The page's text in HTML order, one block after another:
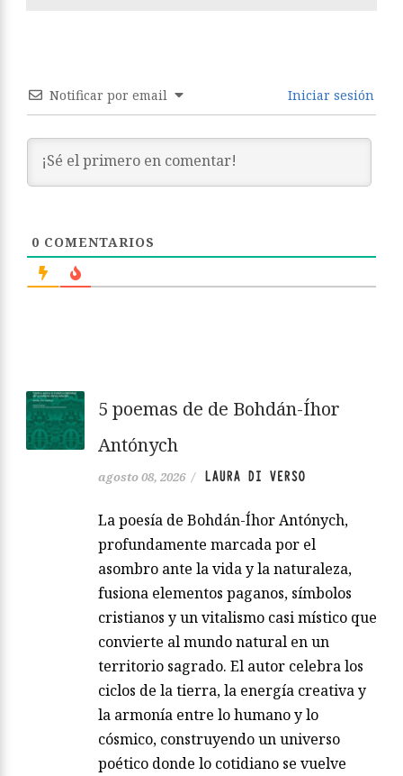
Notificar por email Iniciar sesión
0 COMENTARIOS
5 poemas de de Bohdán-Íhor
Antónych
agosto 08, 2026 / LAURA DI VERSO
La poesía de Bohdán-Íhor Antónych,
profundamente marcada por el
asombro ante la vida y la naturaleza,
fusiona elementos paganos, símbolos
cristianos y un vitalismo casi místico que
convierte al mundo natural en un
territorio sagrado. El autor celebra los
ciclos de la tierra, la energía creativa y
la armonía entre lo humano y lo
cósmico, construyendo un universo
poético donde lo cotidiano se vuelve